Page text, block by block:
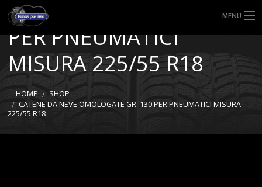
MENU
HOME
TIPI DI GOMME
MISURE GOMME
OMOLOGATE GR. 130
PER PNEUMATICI
MISURA 225/55 R18
HOME
SHOP
CATENE DA NEVE OMOLOGATE GR. 130 PER PNEUMATICI MISURA
225/55 R18